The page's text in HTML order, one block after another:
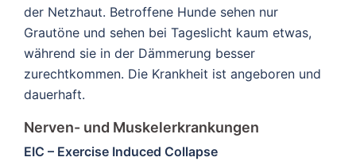
der Netzhaut. Betroffene Hunde sehen nur
Grautöne und sehen bei Tageslicht kaum etwas,
während sie in der Dämmerung besser
zurechtkommen. Die Krankheit ist angeboren und
dauerhaft.
Nerven- und Muskelerkrankungen
EIC – Exercise Induced Collapse